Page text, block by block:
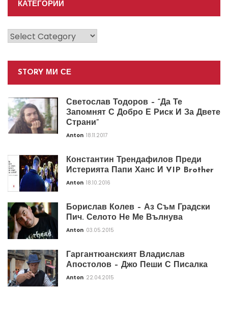
КАТЕГОРИИ
Категории
STORY МИ СЕ
Светослав Тодоров – “Да Те
Запомнят С Добро Е Риск И За Двете
Страни”
Anton 18.11.2017
Константин Трендафилов Преди
Истерията Папи Ханс И VIP Brother
Anton 18.10.2016
Борислав Колев – Аз Съм Градски
Пич. Селото Не Ме Вълнува
Anton 03.05.2015
Гаргантюанският Владислав
Апостолов – Джо Пеши С Писалка
Anton 22.04.2015